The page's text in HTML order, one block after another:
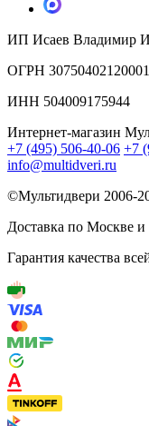
ИП Исаев Владимир
ОГРН
ИНН 504009175944
Интернет-магазин
+7 (495) 506-40-06 +7
info@multidveri.ru
©Мультидвери ‎2006-
Доставка по Москве
Гарантия качества